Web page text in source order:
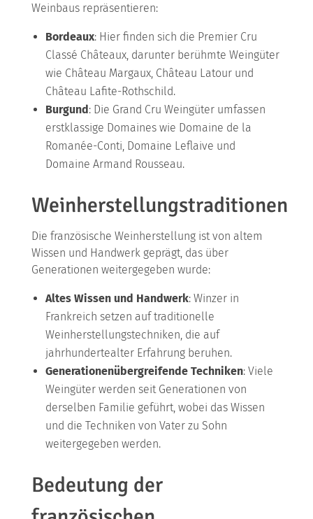
Weinbaus repräsentieren:
Bordeaux: Hier finden sich die Premier Cru
Classé Châteaux, darunter berühmte Weingüter
wie Château Margaux, Château Latour und
Château Lafite-Rothschild.
Burgund: Die Grand Cru Weingüter umfassen
erstklassige Domaines wie Domaine de la
Romanée-Conti, Domaine Leflaive und
Domaine Armand Rousseau.
Weinherstellungstraditionen
Die französische Weinherstellung ist von altem
Wissen und Handwerk geprägt, das über
Generationen weitergegeben wurde:
Altes Wissen und Handwerk: Winzer in
Frankreich setzen auf traditionelle
Weinherstellungstechniken, die auf
jahrhundertealter Erfahrung beruhen.
Generationenübergreifende Techniken: Viele
Weingüter werden seit Generationen von
derselben Familie geführt, wobei das Wissen
und die Techniken von Vater zu Sohn
weitergegeben werden.
Bedeutung der